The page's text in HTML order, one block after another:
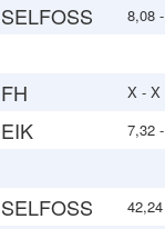
SELFOSS 8,08
FH X - X
EIK 7,32
SELFOSS